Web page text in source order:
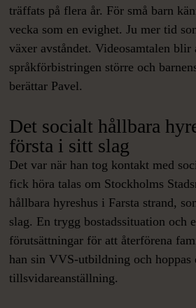
träffats på flera år. För små barn
vecka som en evighet. Ju mer tid
växer avståndet. Videosamtalen blir
språkförbistringen större och
berättar Pavel.
Det socialt hållbara
första i sitt slag
Det var när han tog kontakt med
fick höra talas om Stockholms
hållbara hyreshus i Farsta strand,
slag. En trygg bostadssituation och
förutsättningar för att återförena
han sin VVS-utbildning och hoppas
tillsvidareanställning.